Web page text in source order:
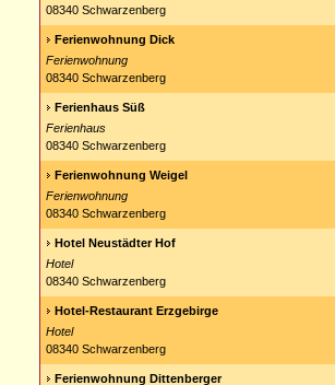
08340 Schwarzenberg
Ferienwohnung Dick
Ferienwohnung
08340 Schwarzenberg
Ferienhaus Süß
Ferienhaus
08340 Schwarzenberg
Ferienwohnung Weigel
Ferienwohnung
08340 Schwarzenberg
Hotel Neustädter Hof
Hotel
08340 Schwarzenberg
Hotel-Restaurant Erzgebirge
Hotel
08340 Schwarzenberg
Ferienwohnung Dittenberger